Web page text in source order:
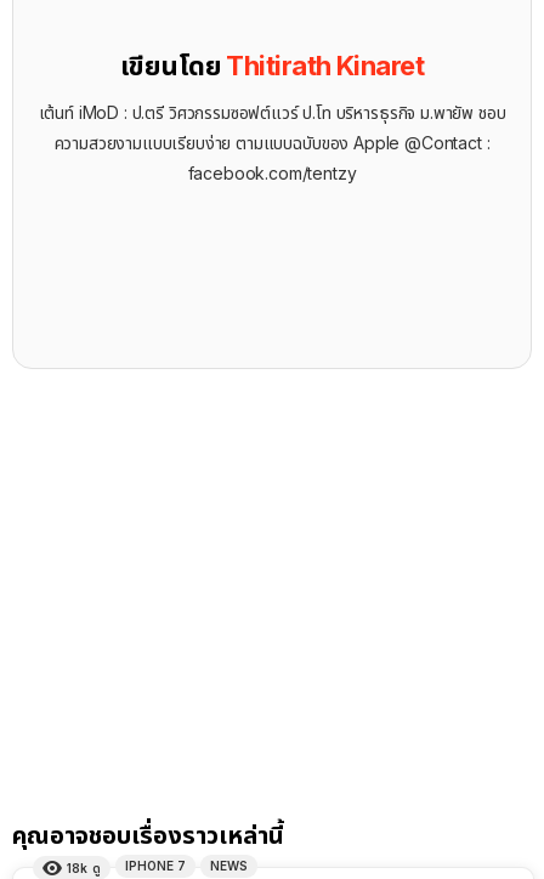
เขียนโดย Thitirath Kinaret
เต้นท์ iMoD : ป.ตรี วิศวกรรมซอฟต์แวร์ ป.โท บริหารธุรกิจ ม.พายัพ ชอบ
ความสวยงามแบบเรียบง่าย ตามแบบฉบับของ Apple @Contact :
facebook.com/tentzy
คุณอาจชอบเรื่องราวเหล่านี้
18k ดู IPHONE 7 NEWS